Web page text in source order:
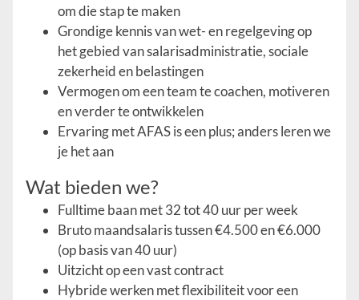
om die stap te maken
Grondige kennis van wet- en regelgeving op
het gebied van salarisadministratie, sociale
zekerheid en belastingen
Vermogen om een team te coachen, motiveren
en verder te ontwikkelen
Ervaring met AFAS is een plus; anders leren we
je het aan
Wat bieden we?
Fulltime baan met 32 tot 40 uur per week
Bruto maandsalaris tussen €4.500 en €6.000
(op basis van 40 uur)
Uitzicht op een vast contract
Hybride werken met flexibiliteit voor een